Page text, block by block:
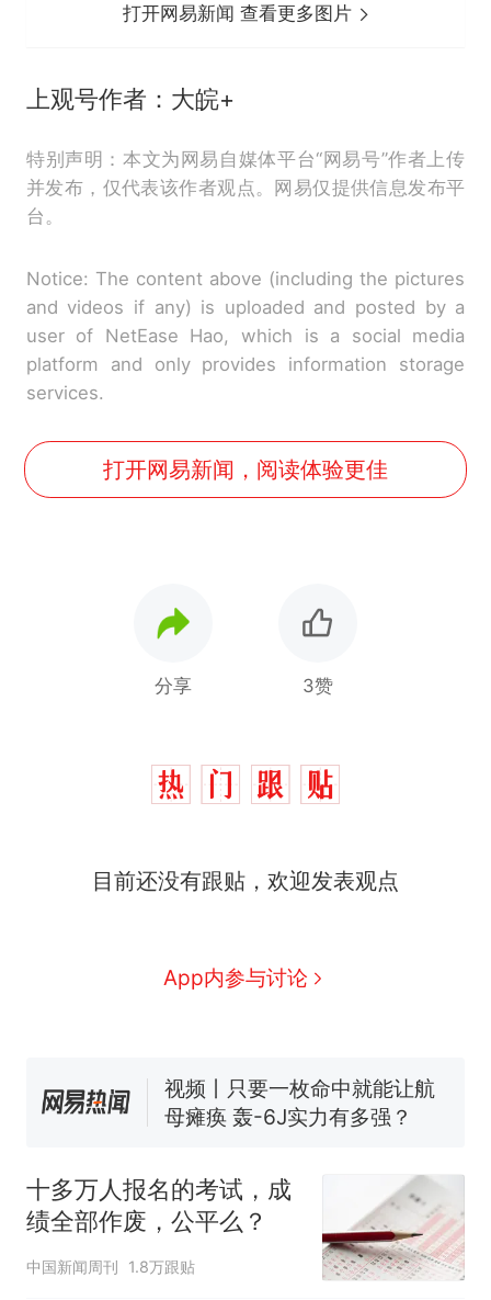
打开网易新闻 查看更多图片
上观号作者：大皖+
特别声明：本文为网易自媒体平台“网易号”作者上传
并发布，仅代表该作者观点。网易仅提供信息发布平
台。
Notice: The content above (including the pictures
and videos if any) is uploaded and posted by a
user of NetEase Hao, which is a social media
platform and only provides information storage
services.
打开网易新闻，阅读体验更佳
分享 3赞
目前还没有跟贴，欢迎发表观点
App内参与讨论
全球唯一没有法定首都的国
家，刚改国名，总统就邀请中
了……
视频丨只要一枚命中就能让航
母瘫痪 轰-6J实力有多强？
台风"白海豚"登陆 中心附近最
大风力14级
热
十多万人报名的考试，成绩
全部作废，公平么？
十多万人报名的考试，成
绩全部作废，公平么？
中国新闻周刊 1.8万跟贴